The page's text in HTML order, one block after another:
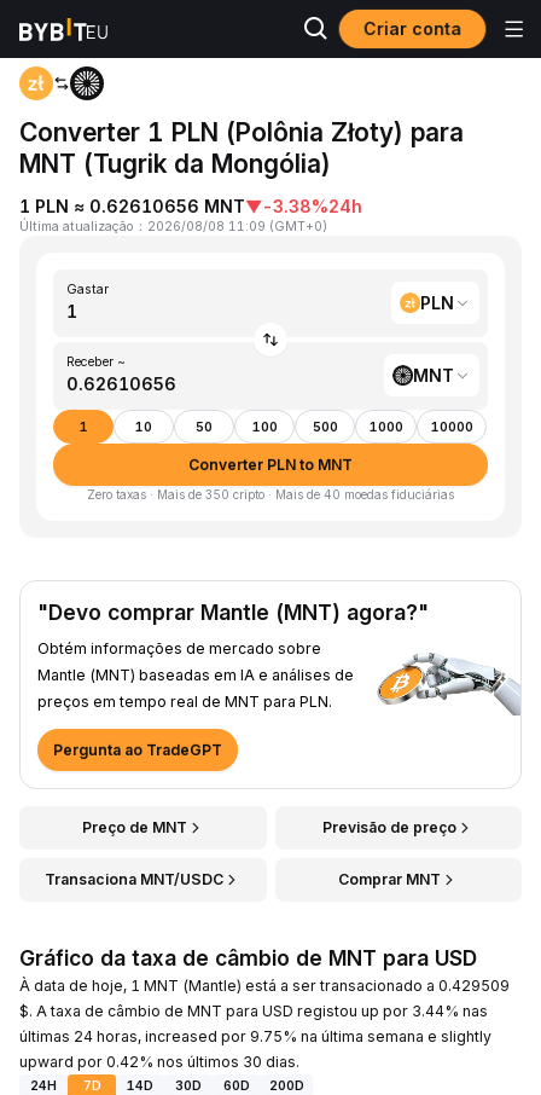
Criar conta
Página inicial
Converter 1 PLN (Polônia Złoty) para
MNT (Tugrik da Mongólia)
1 PLN ≈ 0.62610656 MNT▼-3.38%24h
Última atualização ： 2026/08/08 11:09 (GMT+0)
Gastar
PLN
Receber ~
MNT
1 10 50 100 500 1000 10000
Converter PLN to MNT
Zero taxas · Mais de 350 cripto · Mais de 40 moedas fiduciárias
"Devo comprar Mantle (MNT) agora?"
Obtém informações de mercado sobre
Mantle (MNT) baseadas em IA e análises de
preços em tempo real de MNT para PLN.
Pergunta ao TradeGPT
Preço de MNT Previsão de preço
Transaciona MNT/USDC Comprar MNT
Gráfico da taxa de câmbio de MNT para USD
À data de hoje, 1 MNT (Mantle) está a ser transacionado a 0.429509
$. A taxa de câmbio de MNT para USD registou up por 3.44% nas
últimas 24 horas, increased por 9.75% na última semana e slightly
upward por 0.42% nos últimos 30 dias.
24H 7D 14D 30D 60D
200D